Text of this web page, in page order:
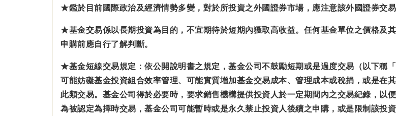
★鑑於目前國際政治及經濟情勢多變，對於所投資之外國證券市場，應注意該外國證券交
★基金交易係以長期投資為目的，不宜期待於短期內獲取高收益。任何基金單位之價格及
申購前應自行了解判斷。
★基金短線交易規定：依公開說明書之規定，基金公司不鼓勵短期或是過度交易（以下稱
可能妨礙基金投資組合效率管理、可能實質增加基金交易成本、管理成本或稅捐，或是在
此類交易。基金公司得於必要時，要求銷售機構提供投資人於一定期間內之交易紀錄，以
為被認定為擇時交易，基金公司可能暫時或是永久禁止投資人後續之申購，或是限制該投